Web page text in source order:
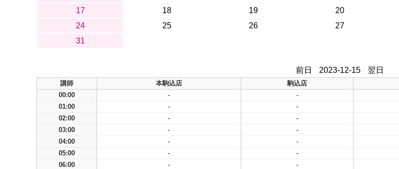
17
18 19 20
24
25 26 27
31
前日 2023-12-15 翌日
講師 本駒込店 駒込店
00:00
- -
01:00
- -
02:00
- -
03:00
- -
04:00
- -
05:00
- -
06:00
- -